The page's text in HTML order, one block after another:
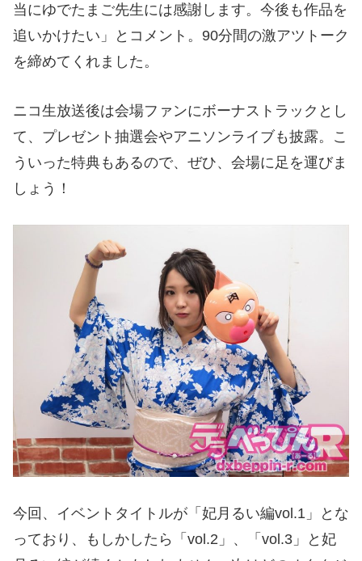
当にゆでたまご先生には感謝します。今後も作品を
追いかけたい」とコメント。90分間の激アツトーク
を締めてくれました。
ニコ生放送後は会場ファンにボーナストラックとし
て、プレゼント抽選会やアニソンライブも披露。こ
ういった特典もあるので、ぜひ、会場に足を運びま
しょう！
今回、イベントタイトルが「妃月るい編vol.1」とな
っており、もしかしたら「vol.2」、「vol.3」と妃